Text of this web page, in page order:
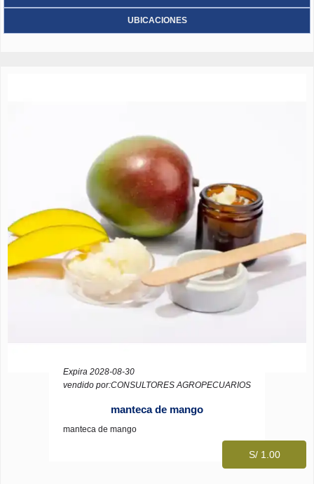
UBICACIONES
Expira 2028-08-30
vendido por:CONSULTORES AGROPECUARIOS
manteca de mango
manteca de mango
S/ 1.00